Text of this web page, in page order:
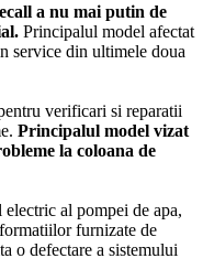
a nu mai putin de
Principalul model afectat
service din ultimele doua
verificari si reparatii
Principalul model vizat
la coloana de
al pompei de apa,
furnizate de
o defectare a sistemului